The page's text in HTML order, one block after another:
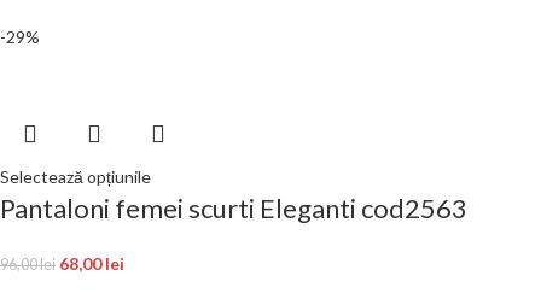
-29%
Selectează opțiunile
Pantaloni femei scurti Eleganti cod2563
96,00lei 68,00lei